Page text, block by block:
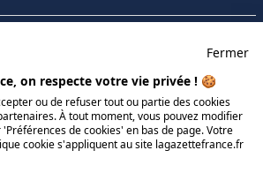
Fermer
on respecte votre vie privée ! 🍪
ou de refuser tout ou partie des cookies
À tout moment, vous pouvez modifier
de cookies' en bas de page. Votre
cookie s'appliquent au site lagazettefrance.fr